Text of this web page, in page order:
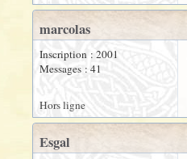
marcolas
Inscription : 2001
Messages : 41
Hors ligne
Esgal